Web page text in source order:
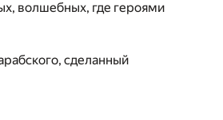
волшебных, где героями
сделанный